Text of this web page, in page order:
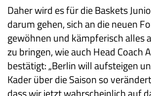
Daher wird es für die Baskets
darum gehen, sich an die neuen
gewöhnen und kämpferisch alles
zu bringen, wie auch Head Coach
bestätigt: „Berlin will aufsteigen
Kader über die Saison so